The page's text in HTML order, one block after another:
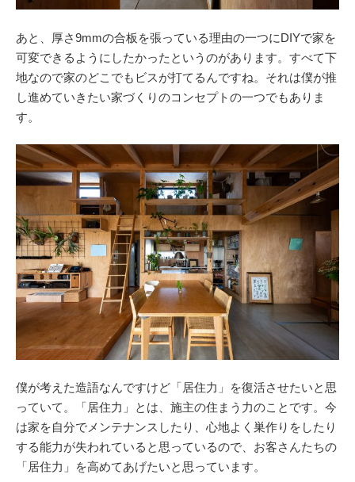
あと、厚さ9mmの合板を張っている理由の一つにDIYで家を
可変できるようにしたかったというのがあります。すべて下
地なので家のどこでもビスが打てるんですね。それは僕が推
し進めていきたい家づくりのコンセプトの一つでもありま
す。
僕が考えた造語なんですけど「居住力」を復活させたいと思
っていて。「居住力」とは、施主の住まう力のことです。今
は家を自分でメンテナンスしたり、心地よく巣作りをしたり
する能力が失われていると思っているので、お客さんたちの
「居住力」を高めてあげたいと思っています。